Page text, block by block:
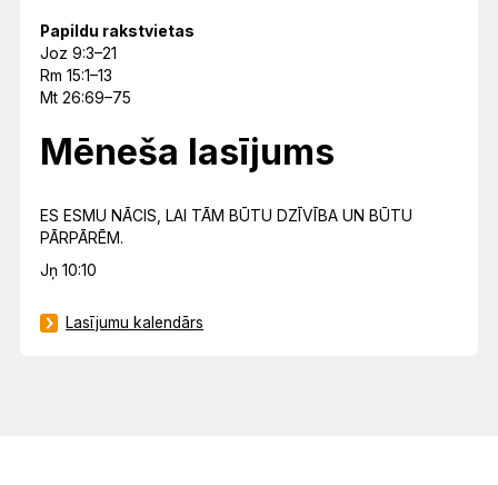
Papildu rakstvietas
Joz 9:3–21
Rm 15:1–13
Mt 26:69–75
Mēneša lasījums
ES ESMU NĀCIS, LAI TĀM BŪTU DZĪVĪBA UN BŪTU
PĀRPĀRĒM.
Jņ 10:10
Lasījumu kalendārs